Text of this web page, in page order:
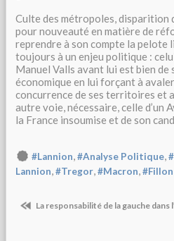
Culte des métropoles, disparition
pour nouveauté en matière de
reprendre à son compte la
toujours à un enjeu politique :
Manuel Valls avant lui est bien
économique en lui forçant à
concurrence de ses territoires et
autre voie, nécessaire, celle d’un
la France insoumise et de son
#Lannion,#Analyse Politique,
Lannion,#Tregor,#Macron,#Fillon
La responsabilité de la gauche